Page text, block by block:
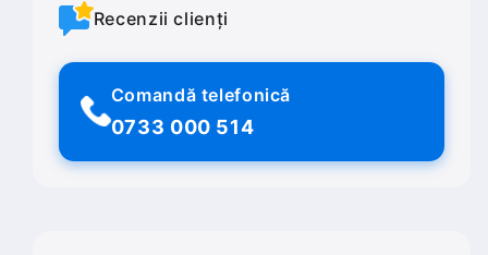
Recenzii clienți
Comandă telefonică
0733 000 514